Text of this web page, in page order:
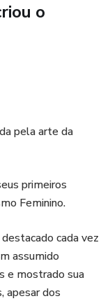
Carreira como
por
de
marketing,
equipes.
ajudar as
suas habilidades
sucesso no
estratégica e
o
pela arte da
primeiros
Feminino.
cada vez
assumido
e mostrado sua
apesar dos